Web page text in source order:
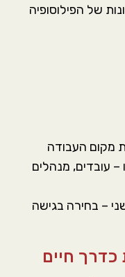
של הפילוסופיה
מקום העבודה
– עובדים, מנהלים
– בחירה בגישה
כדרך חיים